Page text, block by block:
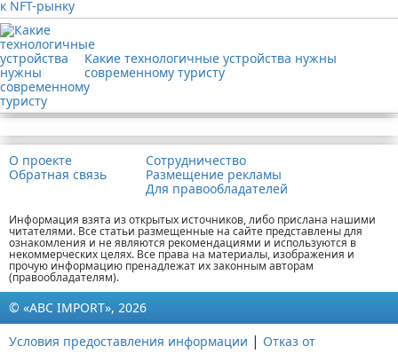
Какие технологичные устройства нужны
современному туристу
О проекте
Обратная связь
Сотрудничество
Размещение рекламы
Для правообладателей
Информация взята из открытых источников, либо прислана нашими
читателями. Все статьи размещенные на сайте представлены для
ознакомления и не являются рекомендациями и используются в
некоммерческих целях. Все права на материалы, изображения и
прочую информацию пренадлежат их законным авторам
(правообладателям).
© «ABC IMPORT», 2026
Условия предоставления информации | Отказ от